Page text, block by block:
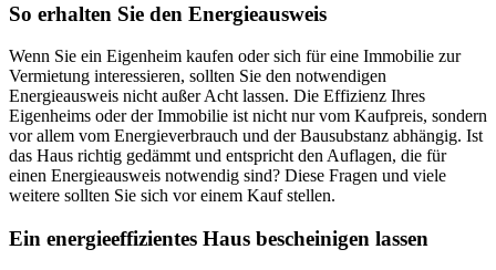
So erhalten Sie den Energieausweis
Wenn Sie ein Eigenheim kaufen oder sich für eine Immobilie zur
Vermietung interessieren, sollten Sie den notwendigen
Energieausweis nicht außer Acht lassen. Die Effizienz Ihres
Eigenheims oder der Immobilie ist nicht nur vom Kaufpreis, sondern
vor allem vom Energieverbrauch und der Bausubstanz abhängig. Ist
das Haus richtig gedämmt und entspricht den Auflagen, die für
einen Energieausweis notwendig sind? Diese Fragen und viele
weitere sollten Sie sich vor einem Kauf stellen.
Ein energieeffizientes Haus bescheinigen lassen